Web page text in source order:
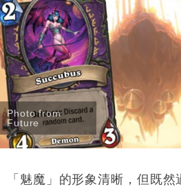
Photo from
Future
「魅魔」的形象清晰，但既